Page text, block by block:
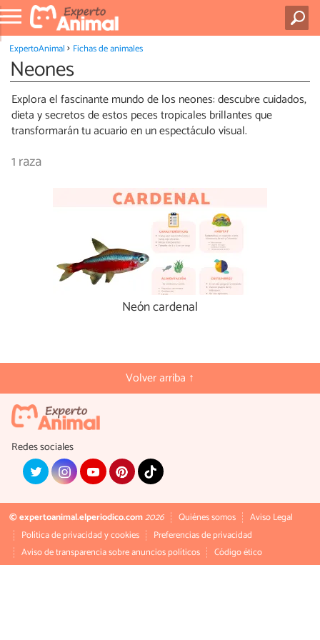
ExpertoAnimal Fichas de animales
Neones
Explora el fascinante mundo de los neones: descubre cuidados,
dieta y secretos de estos peces tropicales brillantes que
transformarán tu acuario en un espectáculo visual.
1 raza
Neón cardenal
Volver arriba ↑
Redes sociales
© expertoanimal.elperiodico.com2026 Quiénes somos
Aviso Legal
Política de privacidad y cookies
Preferencias de privacidad
Aviso de transparencia sobre anuncios políticos
Código ético